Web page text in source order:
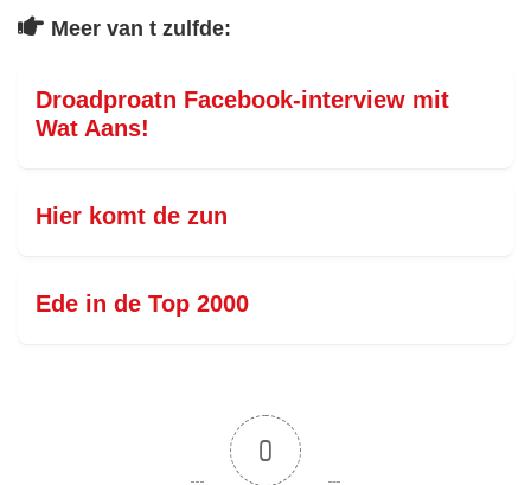
Meer van t zulfde:
Droadproatn Facebook-interview mit
Wat Aans!
Hier komt de zun
Ede in de Top 2000
0